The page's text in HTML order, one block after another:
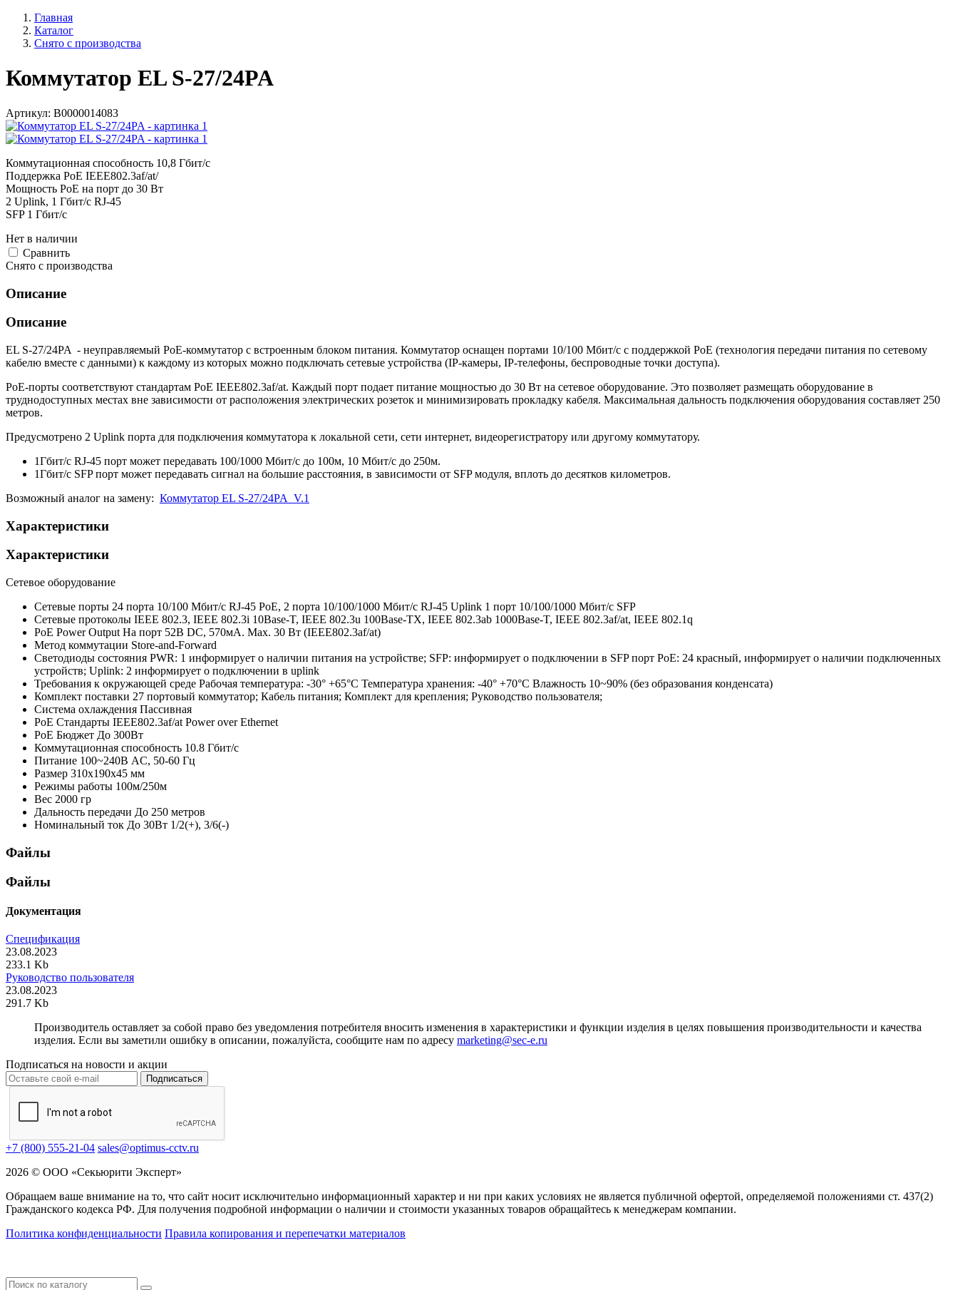
Главная
Каталог
Снято с производства
Коммутатор EL S-27/24PA
Артикул: В0000014083
Коммутационная способность 10,8 Гбит/с
Поддержка PoE IEEE802.3af/at/
Мощность PoE на порт до 30 Вт
2 Uplink, 1 Гбит/с RJ-45
SFP 1 Гбит/с
Нет в наличии
Cравнить
Снято с производства
Описание
Описание
EL S-27/24PA - неуправляемый PoE-коммутатор с встроенным блоком питания. Коммутатор оснащен портами 10/100 Мбит/с с поддержкой PoE (технология передачи питания по сетевому
кабелю вместе с данными) к каждому из которых можно подключать сетевые устройства (IP-камеры, IP-телефоны, беспроводные точки доступа).
PoE-порты соответствуют стандартам PoE IEEE802.3af/at. Каждый порт подает питание мощностью до 30 Вт на сетевое оборудование. Это позволяет размещать оборудование в
труднодоступных местах вне зависимости от расположения электрических розеток и минимизировать прокладку кабеля. Максимальная дальность подключения оборудования составляет 250
метров.
Предусмотрено 2 Uplink порта для подключения коммутатора к локальной сети, сети интернет, видеорегистратору или другому коммутатору.
1Гбит/с RJ-45 порт может передавать 100/1000 Мбит/с до 100м, 10 Мбит/с до 250м.
1Гбит/с SFP порт может передавать сигнал на большие расстояния, в зависимости от SFP модуля, вплоть до десятков километров.
Возможный аналог на замену: Коммутатор EL S-27/24PA_V.1
Характеристики
Характеристики
Сетевое оборудование
Сетевые порты 24 порта 10/100 Мбит/с RJ-45 PoE, 2 порта 10/100/1000 Мбит/с RJ-45 Uplink 1 порт 10/100/1000 Мбит/с SFP
Сетевые протоколы IEEE 802.3, IEEE 802.3i 10Base-T, IEEE 802.3u 100Base-TX, IEEE 802.3ab 1000Base-T, IEEE 802.3af/at, IEEE 802.1q
PoE Power Output На порт 52В DC, 570мА. Max. 30 Вт (IEEE802.3af/at)
Метод коммутации Store-and-Forward
Светодиоды состояния PWR: 1 информирует о наличии питания на устройстве; SFP: информирует о подключении в SFP порт PoE: 24 красный, информирует о наличии подключенных
устройств; Uplink: 2 информирует о подключении в uplink
Требования к окружающей среде Рабочая температура: -30° +65°C Температура хранения: -40° +70°C Влажность 10~90% (без образования конденсата)
Комплект поставки 27 портовый коммутатор; Кабель питания; Комплект для крепления; Руководство пользователя;
Система охлаждения Пассивная
PoE Стандарты IEEE802.3af/at Power over Ethernet
PoE Бюджет До 300Вт
Коммутационная способность 10.8 Гбит/с
Питание 100~240В AC, 50-60 Гц
Размер 310x190x45 мм
Режимы работы 100м/250м
Вес 2000 гр
Дальность передачи До 250 метров
Номинальный ток До 30Вт 1/2(+), 3/6(-)
Файлы
Файлы
Документация
Спецификация
23.08.2023
233.1 Kb
Руководство пользователя
23.08.2023
291.7 Kb
Производитель оставляет за собой право без уведомления потребителя вносить изменения в характеристики и функции изделия в целях повышения производительности и качества
изделия. Если вы заметили ошибку в описании, пожалуйста, сообщите нам по адресу marketing@sec-e.ru
Подписаться на новости и акции
Подписаться
+7 (800) 555-21-04 sales@optimus-cctv.ru
2026 © ООО «Секьюрити Эксперт»
Обращаем ваше внимание на то, что сайт носит исключительно информационный характер и ни при каких условиях не является публичной офертой, определяемой положениями ст. 437(2)
Гражданского кодекса РФ. Для получения подробной информации о наличии и стоимости указанных товаров обращайтесь к менеджерам компании.
Политика конфиденциальности Правила копирования и перепечатки материалов